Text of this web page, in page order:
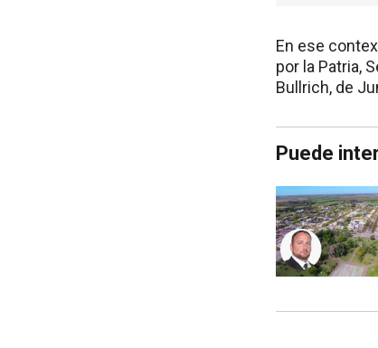
En ese
por la Patria,
Bullrich, de
Puede